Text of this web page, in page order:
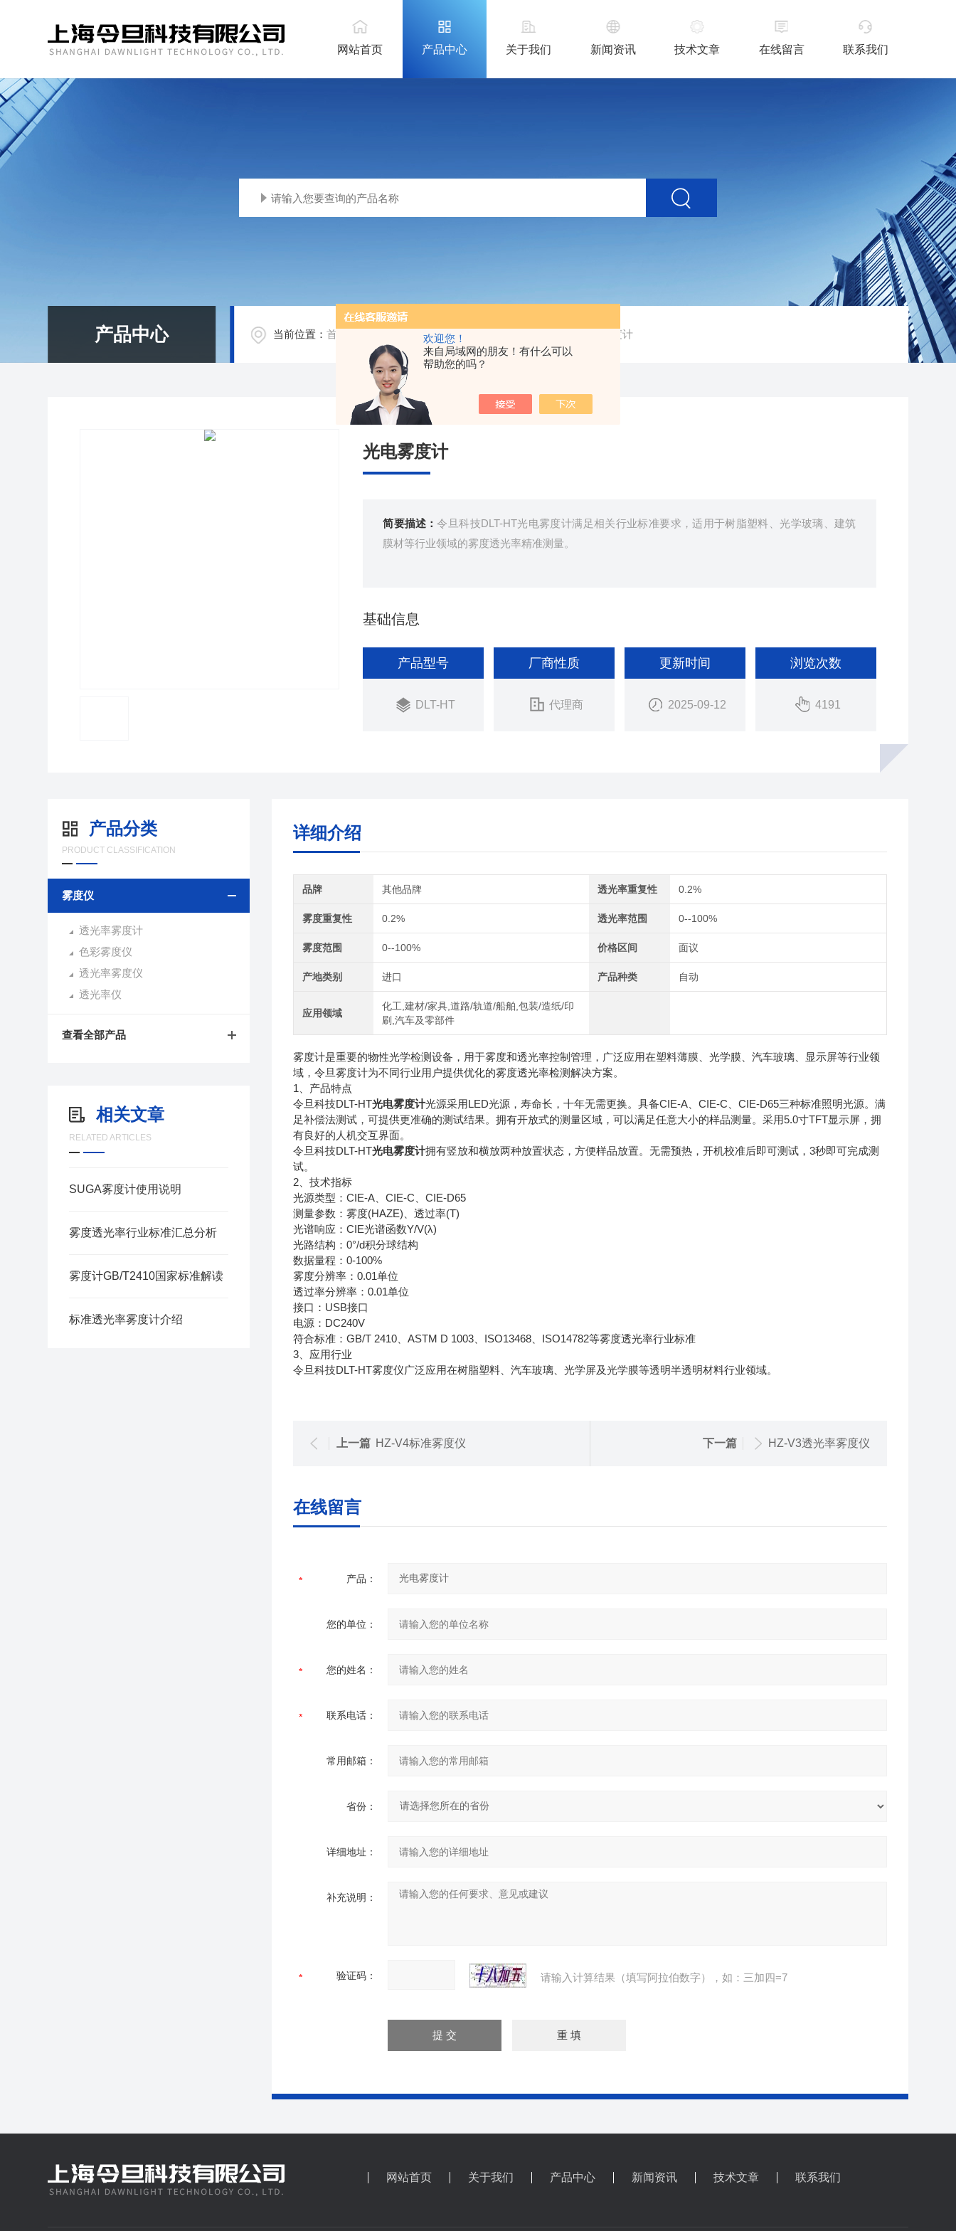
欢迎您！
来自局域网的朋友！有什么可以
帮助您的吗？
网站首页 产品中心 关于我们 新闻资讯 技术文章 在线留言 联系我们
产品中心 当前位置：首页 雾度仪/ / DLT-HT光电雾度计
光电雾度计
简要描述：令旦科技DLT-HT光电雾度计满足相关行业标准要求，适用于树脂塑料、光学玻璃、建筑
膜材等行业领域的雾度透光率精准测量。
基础信息
产品型号
DLT-HT
厂商性质
代理商
更新时间
2025-09-12
浏览次数
4191
产品分类
PRODUCT CLASSIFICATION
雾度仪
透光率雾度计
色彩雾度仪
透光率雾度仪
透光率仪
查看全部产品
相关文章
RELATED ARTICLES
SUGA雾度计使用说明
雾度透光率行业标准汇总分析
雾度计GB/T2410国家标准解读
标准透光率雾度计介绍
详细介绍
品牌 其他品牌 透光率重复性 0.2%
雾度重复性 0.2% 透光率范围 0--100%
雾度范围 0--100% 价格区间 面议
产地类别 进口 产品种类 自动
应用领域
化工,建材/家具,道路/轨道/船舶,包装/造纸/印
刷,汽车及零部件
雾度计是重要的物性光学检测设备，用于雾度和透光率控制管理，广泛应用在塑料薄膜、光学膜、汽车玻璃、显示屏等行业领
域，令旦雾度计为不同行业用户提供优化的雾度透光率检测解决方案。
1、产品特点
令旦科技DLT-HT光电雾度计光源采用LED光源，寿命长，十年无需更换。具备CIE-A、CIE-C、CIE-D65三种标准照明光源。满
足补偿法测试，可提供更准确的测试结果。拥有开放式的测量区域，可以满足任意大小的样品测量。采用5.0寸TFT显示屏，拥
有良好的人机交互界面。
令旦科技DLT-HT光电雾度计拥有竖放和横放两种放置状态，方便样品放置。无需预热，开机校准后即可测试，3秒即可完成测
试。
2、技术指标
光源类型：CIE-A、CIE-C、CIE-D65
测量参数：雾度(HAZE)、透过率(T)
光谱响应：CIE光谱函数Y/V(λ)
光路结构：0°/d积分球结构
数据量程：0-100%
雾度分辨率：0.01单位
透过率分辨率：0.01单位
接口：USB接口
电源：DC240V
符合标准：GB/T 2410、ASTM D 1003、ISO13468、ISO14782等雾度透光率行业标准
3、应用行业
令旦科技DLT-HT雾度仪广泛应用在树脂塑料、汽车玻璃、光学屏及光学膜等透明半透明材料行业领域。
上一篇 HZ-V4标准雾度仪 下一篇 HZ-V3透光率雾度仪
在线留言
产品：
您的单位：
您的姓名：
联系电话：
常用邮箱：
省份：
详细地址：
补充说明：
验证码： 请输入计算结果（填写阿拉伯数字），如：三加四=7
网站首页 关于我们 产品中心 新闻资讯 技术文章 联系我们